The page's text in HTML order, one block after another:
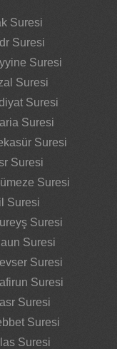
Suresi
Suresi
Suresi
Suresi
Suresi
Suresi
Suresi
Suresi
Suresi
Suresi
Suresi
Suresi
Suresi
Suresi
Suresi
Suresi
Suresi